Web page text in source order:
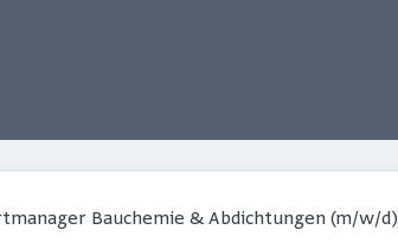
Bauchemie & Abdichtungen (m/w/d)